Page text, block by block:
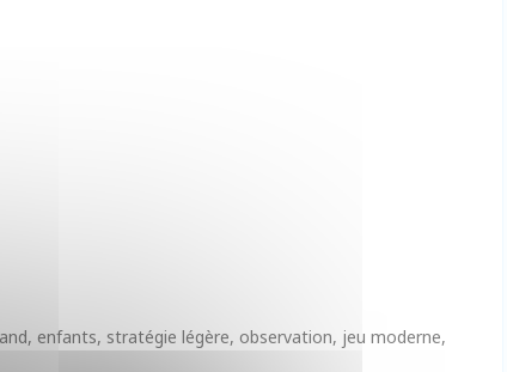
enfants, stratégie légère, observation, jeu moderne,